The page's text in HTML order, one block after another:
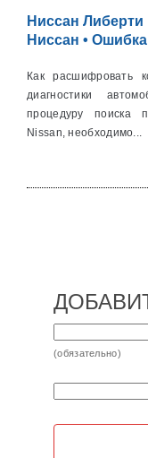
Ниссан
Ниссан •
Как расшифровать
диагностики
процедуру поиска
Nissan, необходимо...
(обязательно)